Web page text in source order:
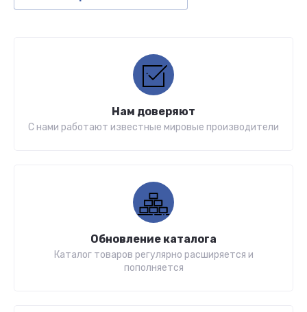
Нам доверяют
С нами работают известные мировые производители
Обновление каталога
Каталог товаров регулярно расширяется и
пополняется